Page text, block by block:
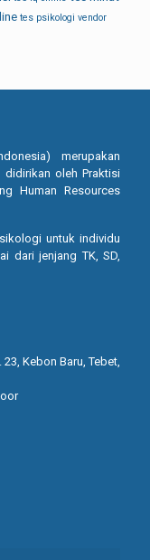
tes psikologi vendor
merupakan
didirikan oleh Praktisi
Human Resources
untuk individu
dari jenjang TK, SD,
Kebon Baru, Tebet,